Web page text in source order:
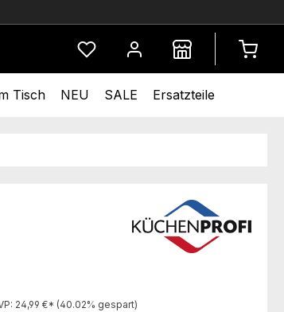
Du hast 0 Produkte auf dem
Tisch NEU SALE Ersatzteile
24,99 €* (40.02% gespart)